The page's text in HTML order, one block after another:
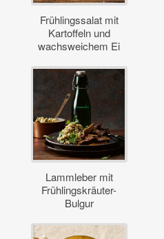
Frühlingssalat mit
Kartoffeln und
wachsweichem Ei
Lammleber mit
Frühlingskräuter-
Bulgur